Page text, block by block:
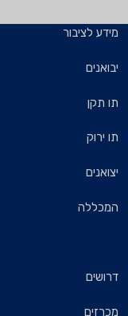
מידע לציבור
יבואנים
תו תקן
תו ירוק
יצואנים
המכללה
דרושים
מכרזים